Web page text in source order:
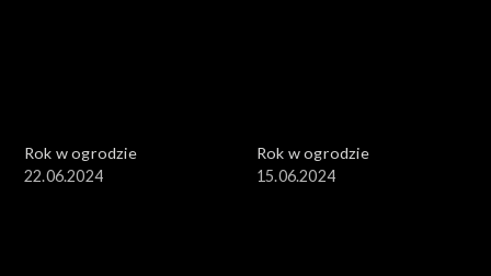
Rok w ogrodzie
22.06.2024
Rok w ogrodzie
15.06.2024